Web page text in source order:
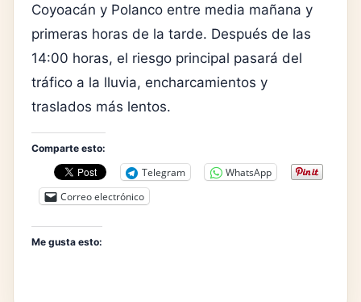
Coyoacán y Polanco entre media mañana y
primeras horas de la tarde. Después de las
14:00 horas, el riesgo principal pasará del
tráfico a la lluvia, encharcamientos y
traslados más lentos.
Comparte esto:
Telegram
WhatsApp
Correo electrónico
Me gusta esto: